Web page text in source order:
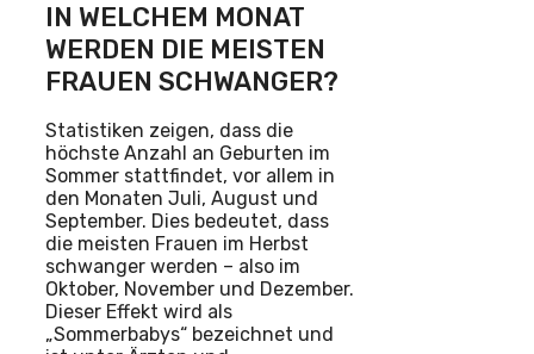
IN WELCHEM MONAT
WERDEN DIE MEISTEN
FRAUEN SCHWANGER?
Statistiken zeigen, dass die
höchste Anzahl an Geburten im
Sommer stattfindet, vor allem in
den Monaten Juli, August und
September. Dies bedeutet, dass
die meisten Frauen im Herbst
schwanger werden – also im
Oktober, November und Dezember.
Dieser Effekt wird als
„Sommerbabys“ bezeichnet und